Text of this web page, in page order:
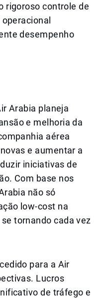
rigoroso controle de
desempenho
Arabia planeja
e melhoria da
aérea
e aumentar a
iniciativas de
Com base nos
não só
low-cost na
tornando cada vez
para a Air
Lucros
de tráfego e